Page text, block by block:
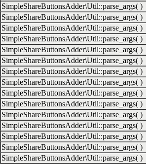
SimpleShareButtonsAdder\Util::parse_args( )
SimpleShareButtonsAdder\Util::parse_args( )
SimpleShareButtonsAdder\Util::parse_args( )
SimpleShareButtonsAdder\Util::parse_args( )
SimpleShareButtonsAdder\Util::parse_args( )
SimpleShareButtonsAdder\Util::parse_args( )
SimpleShareButtonsAdder\Util::parse_args( )
SimpleShareButtonsAdder\Util::parse_args( )
SimpleShareButtonsAdder\Util::parse_args( )
SimpleShareButtonsAdder\Util::parse_args( )
SimpleShareButtonsAdder\Util::parse_args( )
SimpleShareButtonsAdder\Util::parse_args( )
SimpleShareButtonsAdder\Util::parse_args( )
SimpleShareButtonsAdder\Util::parse_args( )
SimpleShareButtonsAdder\Util::parse_args( )